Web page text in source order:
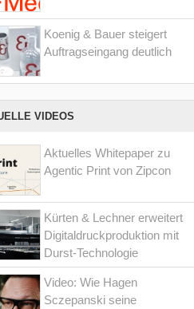
Koenig & Bauer steigert
Auftragseingang deutlich
VIDEOS
Aktuelles Whitepaper zu
Agentic Print von Zipcon
Kürten & Lechner erweitert
Digitaldruckproduktion mit
Durst-Technologie
Video: Wie Hagen
Sczepanski seine